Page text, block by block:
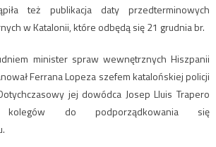
też publikacja daty przedterminowych
w Katalonii, które odbędą się 21 grudnia br.
minister spraw wewnętrznych Hiszpanii
Ferrana Lopeza szefem katalońskiej policji
jej dowódca Josep Lluis Trapero
do podporządkowania się